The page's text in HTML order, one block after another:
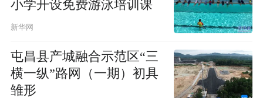
小学开设免费游泳培训课
新华网
屯昌县产城融合示范区“三
横一纵”路网（一期）初具
雏形